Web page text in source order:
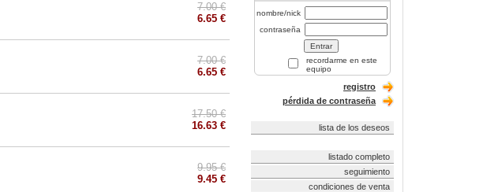
7.00 €
6.65 €
7.00 €
6.65 €
17.50 €
16.63 €
9.95 €
9.45 €
nombre/nick
contraseña
recordarme en este
equipo
registro
pérdida de contraseña
lista de los deseos
listado completo
seguimiento
condiciones de venta